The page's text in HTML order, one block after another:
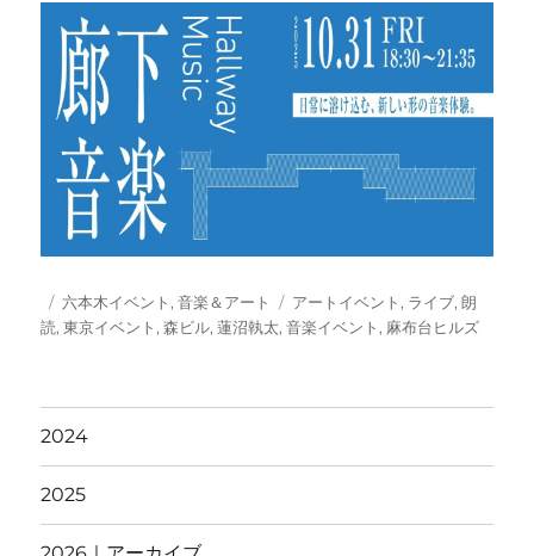
投
稿
カ
テ
六本木イベント ,音楽＆アート
タ
グ
アートイベント , ライブ,朗
読,東京イベント ,森ビル,蓮沼執太,音楽イベント , 麻布台ヒルズ
2024
2025